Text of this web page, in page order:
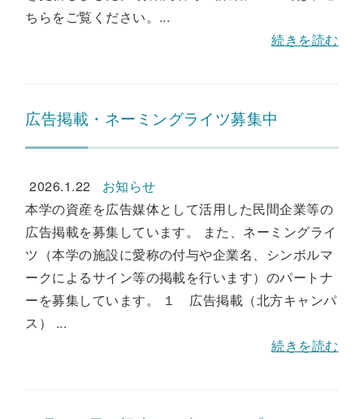
ちらをご覧ください。...
続きを読む
広告掲載・ネーミングライツ募集中
2026.1.22
お知らせ
本学の資産を広告媒体として活用した民間企業等の
広告掲載を募集しています。 また、ネーミングライ
ツ（本学の施設に愛称の付与や企業名、シンボルマ
ークによるサイン等の掲載を行います）のパートナ
ーを募集しています。 １ 広告掲載（北方キャンパ
ス） ...
続きを読む